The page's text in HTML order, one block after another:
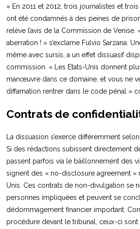
« En 2011 et 2012, trois journalistes et
ont été condamnés à des peines de
relève l’avis de la Commission de Venise.
aberration ! » s’exclame Fulvio Sarzana.
même avec sursis, a un effet dissuasif
commission. « Les Etats-Unis donnent
manœuvre dans ce domaine, et vous ne
diffamation rentrer dans le code pénal »
Contrats de
La dissuasion s’exerce différemment
Si des rédactions subissent directement
passent parfois via le bâillonnement des
signent des « no-disclosure agreement »
Unis. Ces contrats de non-divulgation se
personnes impliquées et peuvent se
dédommagement financier important.
procédure devant le tribunal, ceux-ci